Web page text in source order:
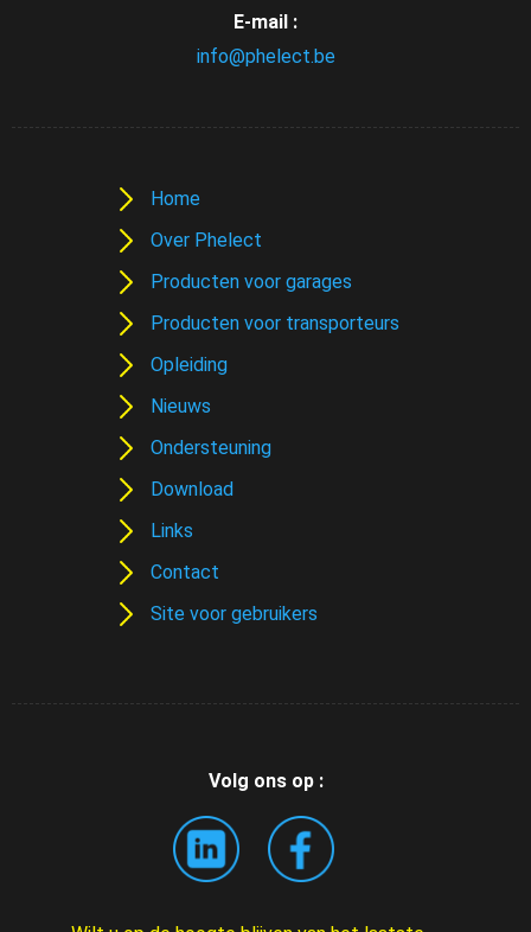
E-mail :
info@phelect.be
Home
Over Phelect
Producten voor garages
Producten voor transporteurs
Opleiding
Nieuws
Ondersteuning
Download
Links
Contact
Site voor gebruikers
Volg ons op :